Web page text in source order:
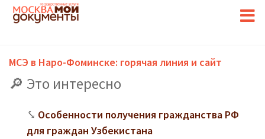
МСЭ в Наро-Фоминске: горячая линия и сайт
Это интересно
Особенности получения гражданства РФ
для граждан Узбекистана